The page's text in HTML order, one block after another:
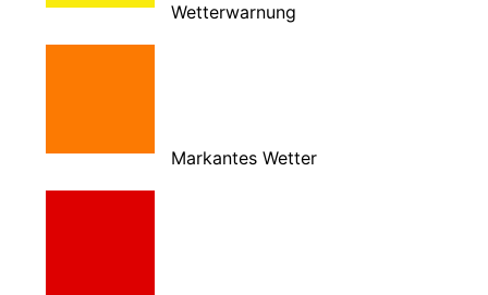
Wetterwarnung
Markantes Wetter